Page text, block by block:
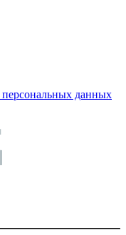
персональных данных